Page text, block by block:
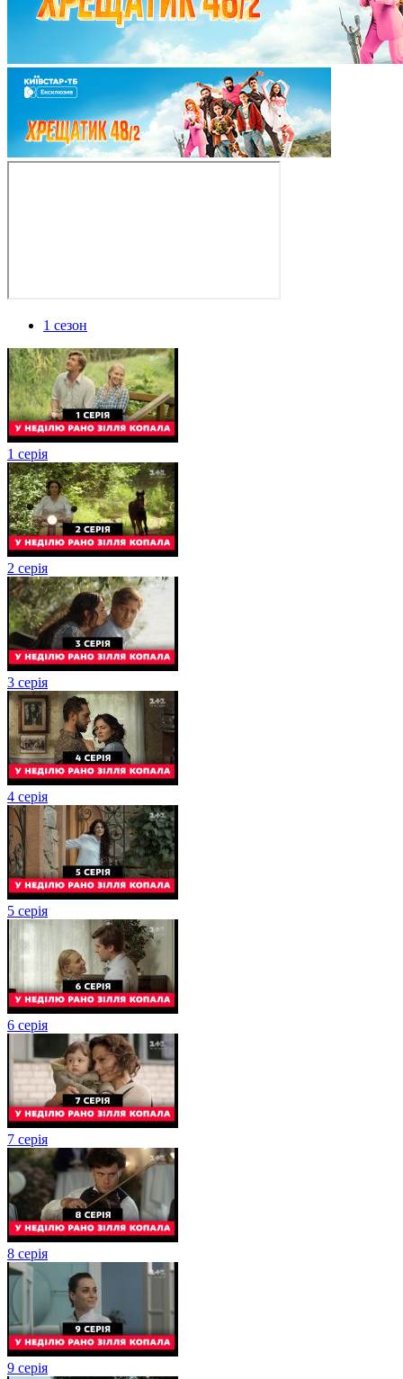
1 сезон
1 серія
2 серія
3 серія
4 серія
5 серія
6 серія
7 серія
8 серія
9 серія